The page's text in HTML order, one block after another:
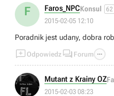
F Faros_NPCKonsul 62
2015-02-05 12:10
Poradnik jest udany, dobra
Odpowiedz  Forum 
Mutant z Krainy OZ
2015-02-03 08:23